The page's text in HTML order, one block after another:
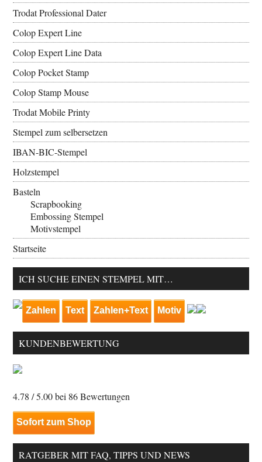
Trodat Professional Dater
Colop Expert Line
Colop Expert Line Data
Colop Pocket Stamp
Colop Stamp Mouse
Trodat Mobile Printy
Stempel zum selbersetzen
IBAN-BIC-Stempel
Holzstempel
Basteln
Scrapbooking
Embossing Stempel
Motivstempel
Startseite
ICH SUCHE EINEN STEMPEL MIT…
Zahlen Text Zahlen+Text Motiv
KUNDENBEWERTUNG
4.78 / 5.00 bei 86Bewertungen
Sofort zum Shop
RATGEBER MIT FAQ, TIPPS UND NEWS